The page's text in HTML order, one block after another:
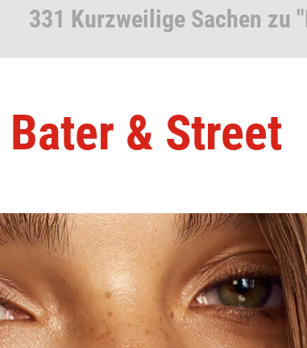
331 Kurzweilige Sachen zu
& Street